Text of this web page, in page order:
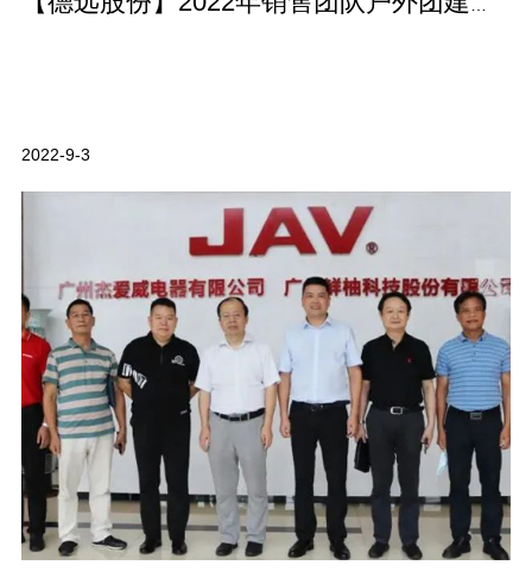
2022-9-3